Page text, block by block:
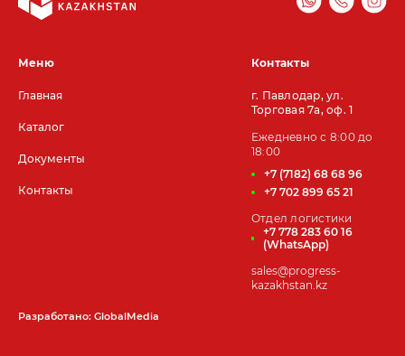
Меню
Главная
Каталог
Документы
Контакты
Контакты
г. Павлодар, ул.
Торговая 7а, оф. 1
Ежедневно с 8:00 до
18:00
+7 (7182) 68 68 96
+7 702 899 65 21
Отдел логистики
+7 778 283 60 16
(WhatsApp)
sales@progress-
kazakhstan.kz
Разработано: GlobalMedia